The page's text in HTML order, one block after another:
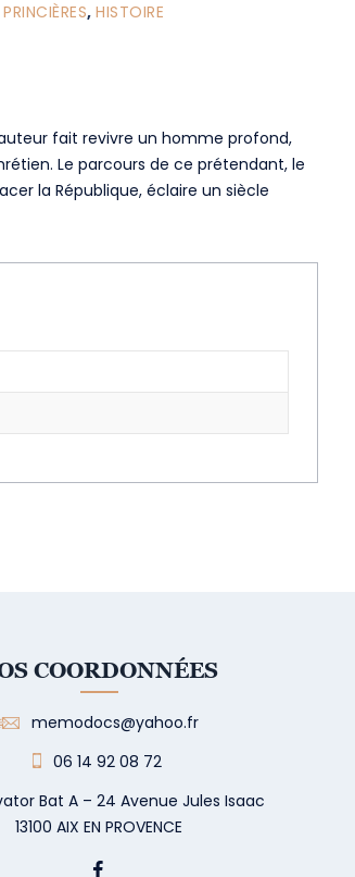
,HISTOIRE
fait revivre un homme profond,
Le parcours de ce prétendant, le
la République, éclaire un siècle
COORDONNÉES
memodocs@yahoo.fr
06 14 92 08 72
Bat A – 24 Avenue Jules Isaac
13100 AIX EN PROVENCE